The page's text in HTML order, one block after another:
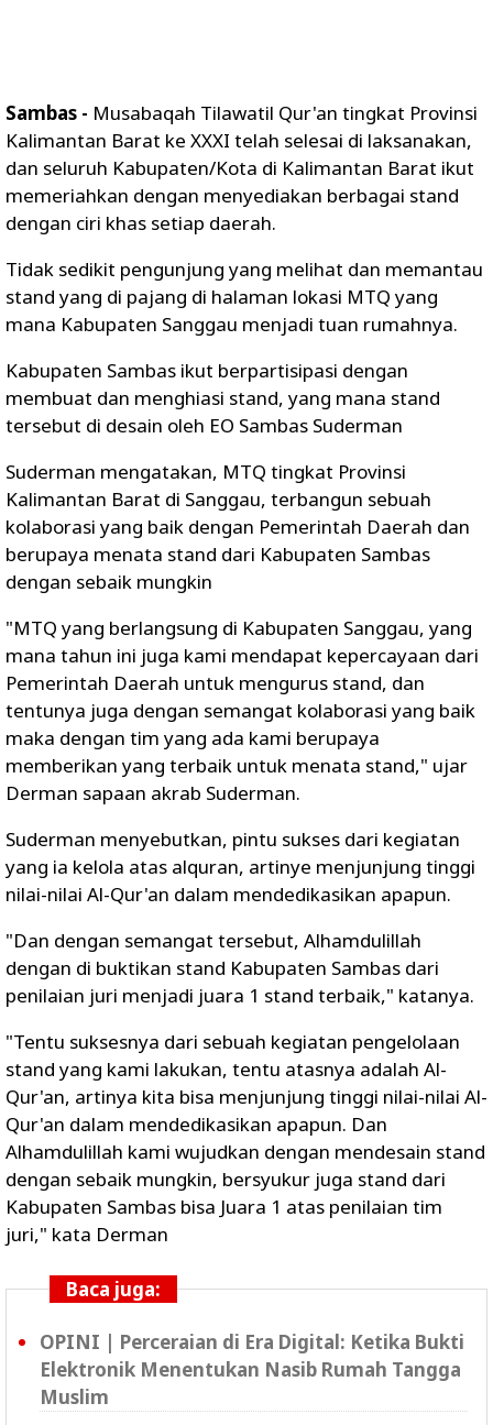
Sambas - Musabaqah Tilawatil Qur'an tingkat Provinsi
Kalimantan Barat ke XXXI telah selesai di laksanakan,
dan seluruh Kabupaten/Kota di Kalimantan Barat ikut
memeriahkan dengan menyediakan berbagai stand
dengan ciri khas setiap daerah.
Tidak sedikit pengunjung yang melihat dan memantau
stand yang di pajang di halaman lokasi MTQ yang
mana Kabupaten Sanggau menjadi tuan rumahnya.
Kabupaten Sambas ikut berpartisipasi dengan
membuat dan menghiasi stand, yang mana stand
tersebut di desain oleh EO Sambas Suderman
Suderman mengatakan, MTQ tingkat Provinsi
Kalimantan Barat di Sanggau, terbangun sebuah
kolaborasi yang baik dengan Pemerintah Daerah dan
berupaya menata stand dari Kabupaten Sambas
dengan sebaik mungkin
"MTQ yang berlangsung di Kabupaten Sanggau, yang
mana tahun ini juga kami mendapat kepercayaan dari
Pemerintah Daerah untuk mengurus stand, dan
tentunya juga dengan semangat kolaborasi yang baik
maka dengan tim yang ada kami berupaya
memberikan yang terbaik untuk menata stand," ujar
Derman sapaan akrab Suderman.
Suderman menyebutkan, pintu sukses dari kegiatan
yang ia kelola atas alquran, artinye menjunjung tinggi
nilai-nilai Al-Qur'an dalam mendedikasikan apapun.
"Dan dengan semangat tersebut, Alhamdulillah
dengan di buktikan stand Kabupaten Sambas dari
penilaian juri menjadi juara 1 stand terbaik," katanya.
"Tentu suksesnya dari sebuah kegiatan pengelolaan
stand yang kami lakukan, tentu atasnya adalah Al-
Qur'an, artinya kita bisa menjunjung tinggi nilai-nilai Al-
Qur'an dalam mendedikasikan apapun. Dan
Alhamdulillah kami wujudkan dengan mendesain stand
dengan sebaik mungkin, bersyukur juga stand dari
Kabupaten Sambas bisa Juara 1 atas penilaian tim
juri," kata Derman
Baca juga:
OPINI | Perceraian di Era Digital: Ketika Bukti
Elektronik Menentukan Nasib Rumah Tangga
Muslim